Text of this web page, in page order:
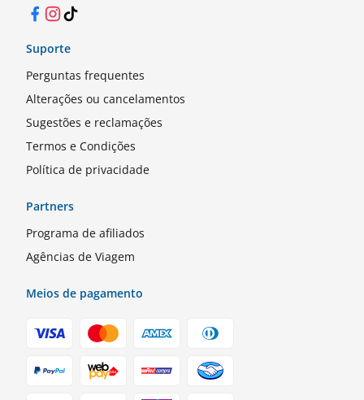
Facebook
Instagram
TikTok
Suporte
Perguntas frequentes
Alterações ou cancelamentos
Sugestões e reclamações
Termos e Condições
Política de privacidade
Partners
Programa de afiliados
Agências de Viagem
Meios de pagamento